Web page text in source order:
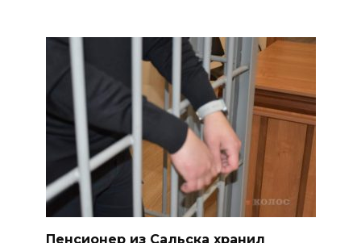
В донских школах к 1 сентября
обновят учебники
06 августа 2026 15:10
В Ростовской области до
конца года откроют 49
спортивных объектов
Пенсионер из Сальска хранил